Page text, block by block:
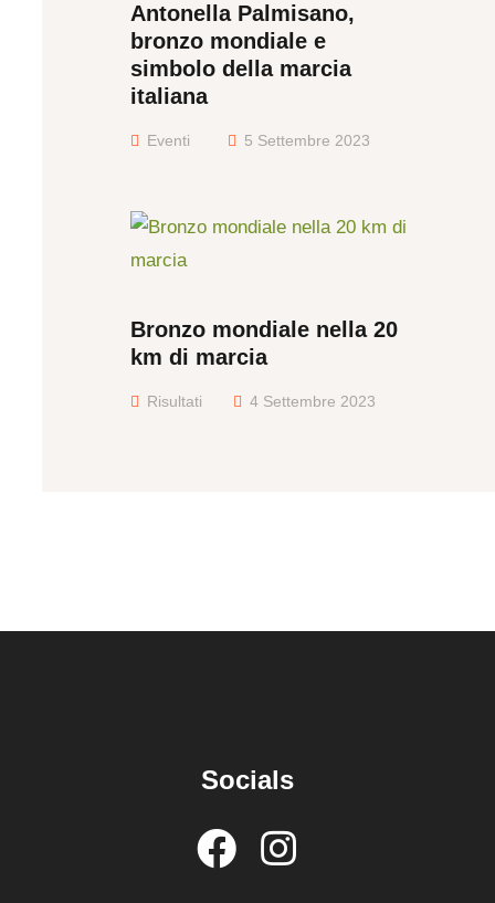
Antonella Palmisano,
bronzo mondiale e
simbolo della marcia
italiana
Eventi 5 Settembre 2023
Bronzo mondiale nella 20
km di marcia
Risultati 4 Settembre 2023
Socials